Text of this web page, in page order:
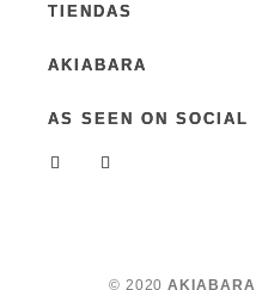
TIENDAS
AKIABARA
AS SEEN ON SOCIAL
© 2020 AKIABARA